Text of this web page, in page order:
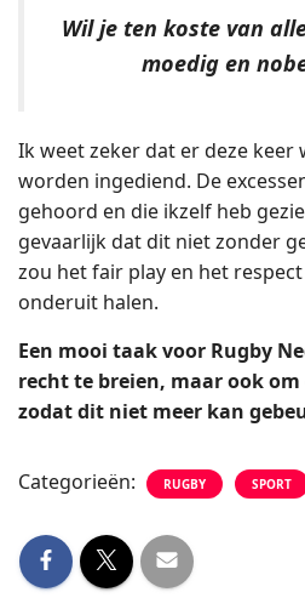
Wil je ten koste van
moedig en
Ik weet zeker dat er deze keer
worden ingediend. De
gehoord en die ikzelf heb
gevaarlijk dat dit niet zonder
zou het fair play en het
onderuit halen.
Een mooi taak voor Rugby
recht te breien, maar ook
zodat dit niet meer kan
Categorieën: RUGBY SPORT